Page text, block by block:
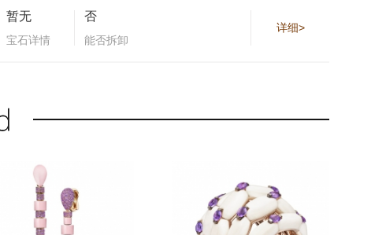
暂无
宝石详情
否
能否拆卸
详细>